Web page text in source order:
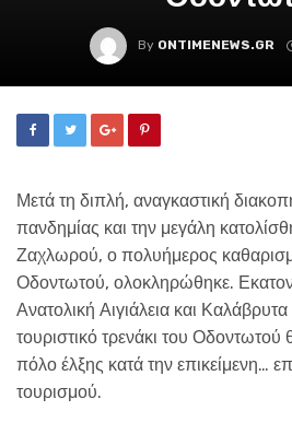
By ONTIMENEWS.GR
Μετά τη διπλή, αναγκαστική
πανδημίας και την μεγάλη
Ζαχλωρού, ο πολυήμερος
Οδοντωτού, ολοκληρώθηκε.
Ανατολική Αιγιάλεια και Καλάβρυτα
τουριστικό τρενάκι του Οδοντωτού
πόλο έλξης κατά την επικείμενη…
τουρισμού.